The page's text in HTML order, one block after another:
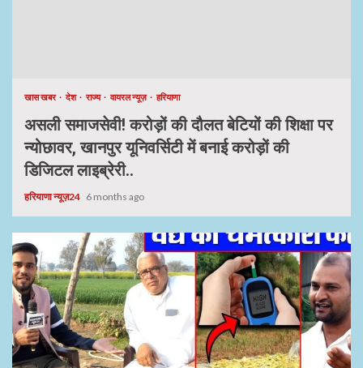
खास खबर देश राज्य वायरल न्यूज़ हरियाणा
असली समाजसेवी! करोड़ों की दौलत बेटियों की शिक्षा पर
न्योछावर, खानपुर यूनिवर्सिटी में बनाई करोड़ों की
डिजिटल लाइब्रेरी..
हरियाणा न्यूज़24 6 months ago